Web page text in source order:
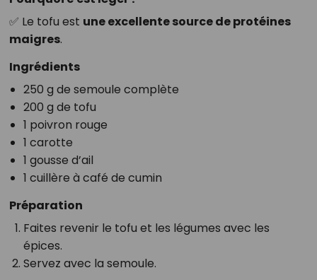
✅ Le tofu est une excellente source de protéines
maigres.
Ingrédients
250 g de semoule complète
200 g de tofu
1 poivron rouge
1 carotte
1 gousse d’ail
1 cuillère à café de cumin
Préparation
Faites revenir le tofu et les légumes avec les
épices.
Servez avec la semoule.